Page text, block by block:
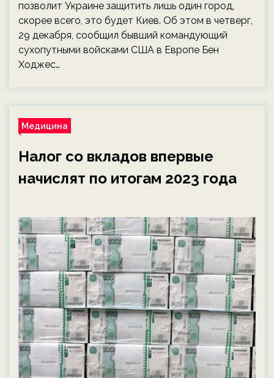
позволит Украине защитить лишь один город,
скорее всего, это будет Киев. Об этом в четверг,
29 декабря, сообщил бывший командующий
сухопутными войсками США в Европе Бен
Ходжес…
Медицина
Налог со вкладов впервые
начислят по итогам 2023 года